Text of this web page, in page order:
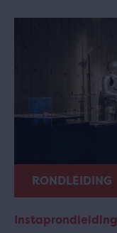
RONDLEIDING
Instaprondleiding